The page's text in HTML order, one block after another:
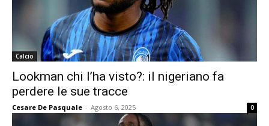
Calcio
Lookman chi l’ha visto?: il nigeriano fa
perdere le sue tracce
Cesare De Pasquale - Agosto 6, 2025 0